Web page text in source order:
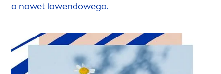
a nawet lawendowego.